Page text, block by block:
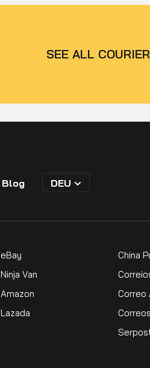
SEE ALL
Blog DEU
eBay
Ninja Van
Amazon
Lazada
China
Correo